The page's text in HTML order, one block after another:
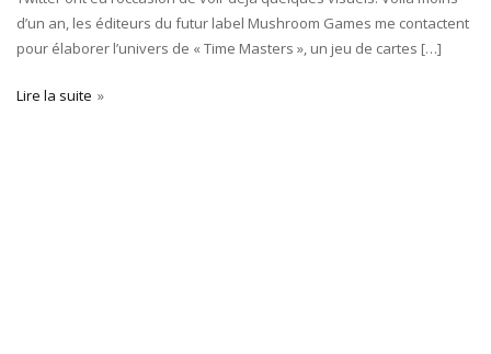
d’un an, les éditeurs du futur label Mushroom Games me contactent
pour élaborer l’univers de « Time Masters », un jeu de cartes […]
Lire la suite